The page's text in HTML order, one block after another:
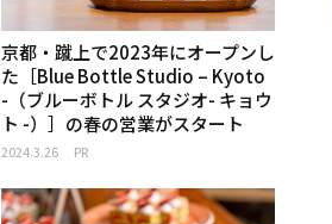
京都・蹴上で2023年にオープンし
た［Blue Bottle Studio – Kyoto
-（ブルーボトル スタジオ- キョウ
ト -）］の春の営業がスタート
2024.3.26 PR